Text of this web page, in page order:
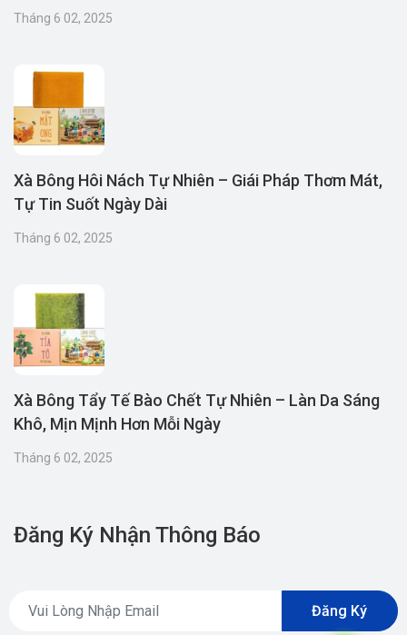
Tháng 6 02, 2025
Xà Bông Hôi Nách Tự Nhiên – Giái Pháp Thơm Mát,
Tự Tin Suốt Ngày Dài
Tháng 6 02, 2025
Xà Bông Tẩy Tế Bào Chết Tự Nhiên – Làn Da Sáng
Khô, Mịn Mịnh Hơn Mỗi Ngày
Tháng 6 02, 2025
Đăng Ký Nhận Thông Báo
Đăng Ký